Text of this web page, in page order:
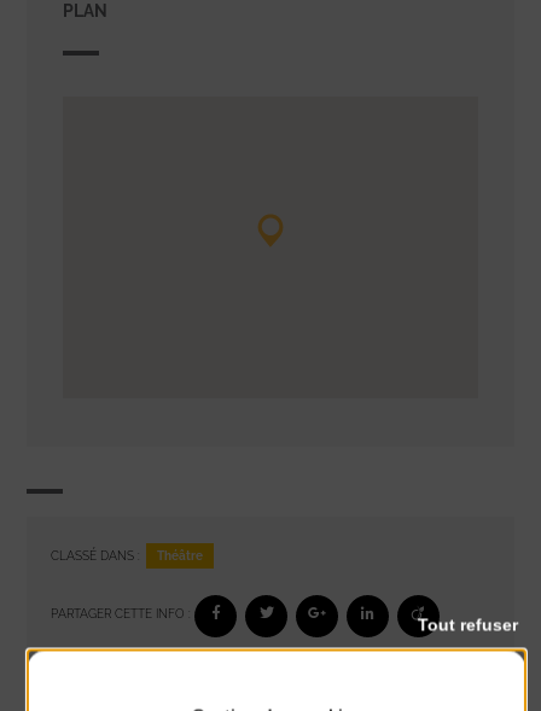
PLAN
CLASSÉ DANS : Théâtre
PARTAGER CETTE INFO :
Tout refuser